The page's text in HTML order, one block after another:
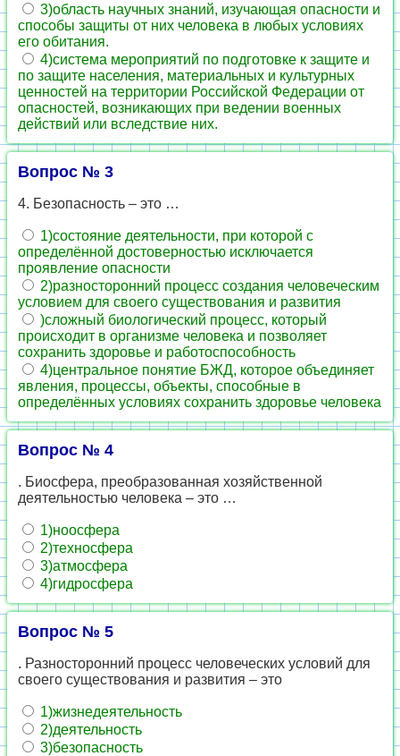
3)область научных знаний, изучающая опасности и
способы защиты от них человека в любых условиях
его обитания.
4)система мероприятий по подготовке к защите и
по защите населения, материальных и культурных
ценностей на территории Российской Федерации от
опасностей, возникающих при ведении военных
действий или вследствие них.
Вопрос № 3
4. Безопасность – это …
1)состояние деятельности, при которой с
определённой достоверностью исключается
проявление опасности
2)разносторонний процесс создания человеческим
условием для своего существования и развития
)сложный биологический процесс, который
происходит в организме человека и позволяет
сохранить здоровье и работоспособность
4)центральное понятие БЖД, которое объединяет
явления, процессы, объекты, способные в
определённых условиях сохранить здоровье человека
Вопрос № 4
. Биосфера, преобразованная хозяйственной
деятельностью человека – это …
1)ноосфера
2)техносфера
3)атмосфера
4)гидросфера
Вопрос № 5
. Разносторонний процесс человеческих условий для
своего существования и развития – это
1)жизнедеятельность
2)деятельность
3)безопасность